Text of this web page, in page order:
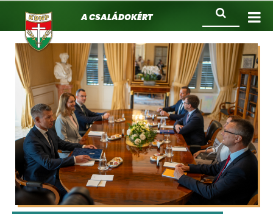
tartalomra
KDNPA családokért.